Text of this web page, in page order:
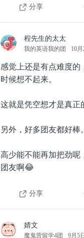
分享
程先生的太太
我的英语我的团 10
感觉上还是有点难度的
时候想不起来。
这就是凭空想才是真正
另外，好多团友都好棒。
高少能不能再加把劲呢
团友啊😂
分享
婧文
魔鬼营留学4团 9月5